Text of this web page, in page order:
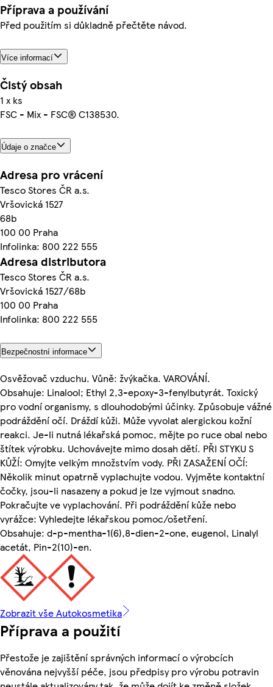
Příprava a používání
Před použitím si důkladně přečtěte návod.
Více informací
Čistý obsah
1 x ks
FSC - Mix - FSC® C138530.
Údaje o značce
Adresa pro vrácení
Tesco Stores ČR a.s.
Vršovická 1527
68b
100 00 Praha
Infolinka: 800 222 555
Adresa distributora
Tesco Stores ČR a.s.
Vršovická 1527/68b
100 00 Praha
Infolinka: 800 222 555
Bezpečnostní informace
Osvěžovač vzduchu. Vůně: žvýkačka. VAROVÁNÍ.
Obsahuje: Linalool; Ethyl 2,3-epoxy-3-fenylbutyrát. Toxický
pro vodní organismy, s dlouhodobými účinky. Způsobuje vážné
podráždění očí. Dráždí kůži. Může vyvolat alergickou kožní
reakci. Je-li nutná lékařská pomoc, mějte po ruce obal nebo
štítek výrobku. Uchovávejte mimo dosah dětí. PŘI STYKU S
KŮŽÍ: Omyjte velkým množstvím vody. PŘI ZASAŽENÍ OČÍ:
Několik minut opatrně vyplachujte vodou. Vyjměte kontaktní
čočky, jsou-li nasazeny a pokud je lze vyjmout snadno.
Pokračujte ve vyplachování. Při podráždění kůže nebo
vyrážce: Vyhledejte lékařskou pomoc/ošetření.
Obsahuje: d-p-mentha-1(6),8-dien-2-one, eugenol, Linalyl
acetát, Pin-2(10)-en.
Zobrazit vše Autokosmetika
Příprava a použití
Přestože je zajištění správných informací o výrobcích
věnována nejvyšší péče, jsou předpisy pro výrobu potravin